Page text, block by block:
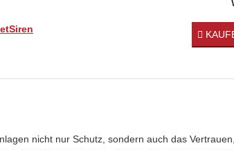
nicht nur Schutz, sondern auch das